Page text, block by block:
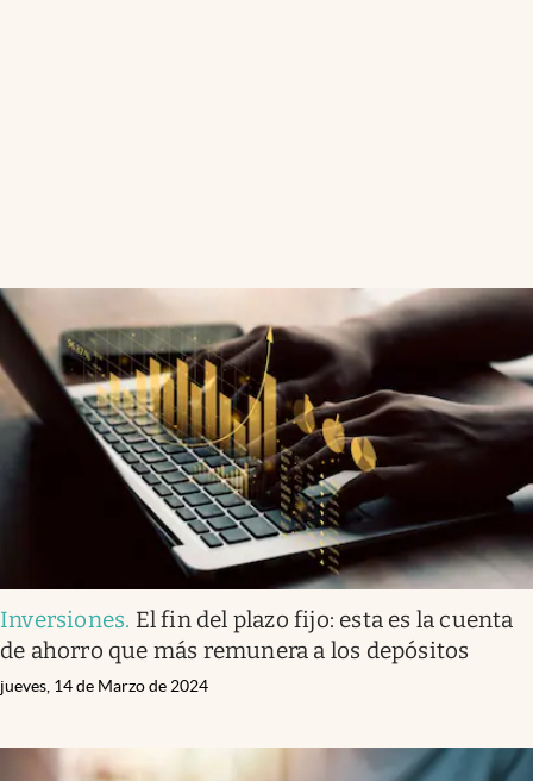
Inversiones. El fin del plazo fijo: esta es la cuenta
de ahorro que más remunera a los depósitos
jueves, 14 de Marzo de 2024